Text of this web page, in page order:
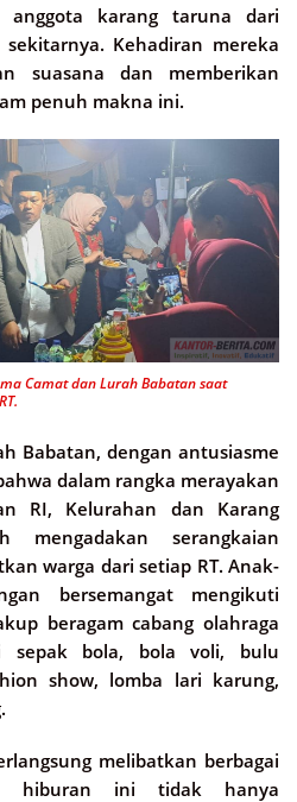
karang taruna dari
Kehadiran mereka
suasana dan memberikan
penuh makna ini.
Camat dan Lurah Babatan saat
Babatan, dengan antusiasme
dalam rangka merayakan
RI, Kelurahan dan Karang
mengadakan serangkaian
warga dari setiap RT. Anak-
bersemangat mengikuti
beragam cabang olahraga
sepak bola, bola voli, bulu
show, lomba lari karung,
melibatkan berbagai
hiburan ini tidak hanya